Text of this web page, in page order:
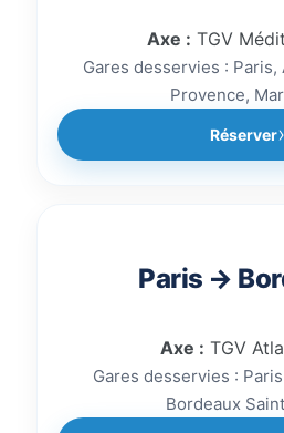
Axe : TGV
Gares desservies :
Provence,
Réserver
Paris →
Axe : TGV
Gares desservies :
Bordeaux